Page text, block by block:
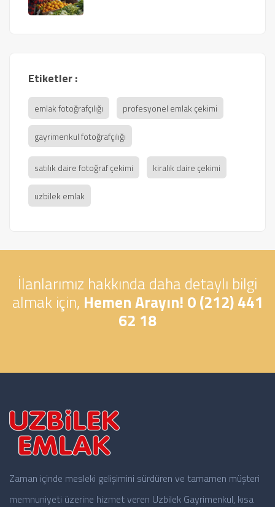
Etiketler :
emlak fotoğrafçılığı profesyonel emlak çekimi
gayrimenkul fotoğrafçılığı
satılık daire fotoğraf çekimi kiralık daire çekimi
uzbilek emlak
İlanlarımız hakkında daha detaylı bilgi
almak için, Hemen Arayın! 0 (212) 441
62 18
Zaman içinde mesleki gelişimini sürdüren ve tamamen müşteri
memnuniyeti üzerine hizmet veren Uzbilek Gayrimenkul, kısa